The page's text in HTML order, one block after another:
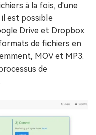
à la fois, d'une
est possible
Drive et Dropbox.
de fichiers en
MOV et MP3.
de